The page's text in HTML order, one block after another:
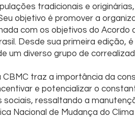
tradicionais e
objetivo é promover a
com os objetivos do Acordo
Desde sua primeira edição,
um diverso grupo de
traz a importância da
e potencializar o
ressaltando a
Nacional de Mudança do